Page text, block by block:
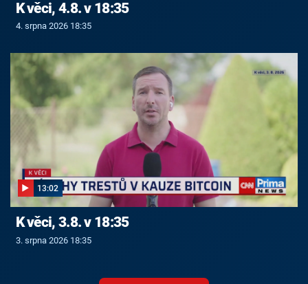
K věci, 4.8. v 18:35
4. srpna 2026 18:35
13:02
K věci, 3.8. v 18:35
3. srpna 2026 18:35